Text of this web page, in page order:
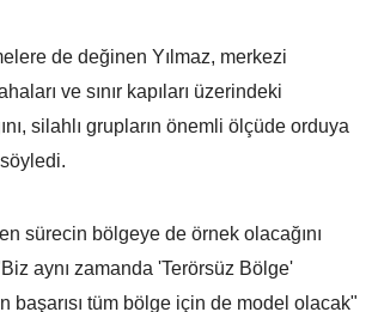
de değinen Yılmaz, merkezi
ve sınır kapıları üzerindeki
silahlı grupların önemli ölçüde orduya
sürecin bölgeye de örnek olacağını
aynı zamanda 'Terörsüz Bölge'
başarısı tüm bölge için de model olacak"